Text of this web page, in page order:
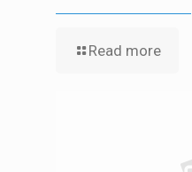
Read more